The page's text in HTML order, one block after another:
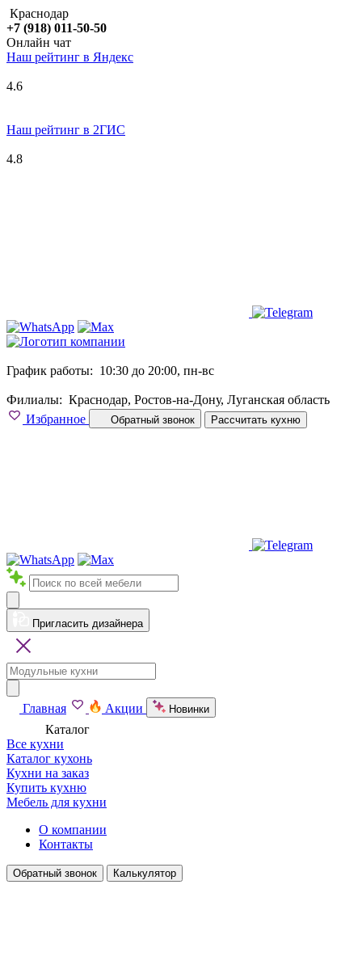
Краснодар
+7 (918) 011-50-50
Онлайн чат
Наш рейтинг в Яндекс
4.6
Наш рейтинг в 2ГИС
4.8
График работы: 10:30 до 20:00, пн-вс
Филиалы: Краснодар, Ростов-на-Дону, Луганская область
Избранное
Обратный звонок Рассчитать кухню
Пригласить дизайнера
Главная Акции Новинки
Каталог
Все кухни
Каталог кухонь
Кухни на заказ
Купить кухню
Мебель для кухни
О компании
Контакты
Обратный звонок Калькулятор